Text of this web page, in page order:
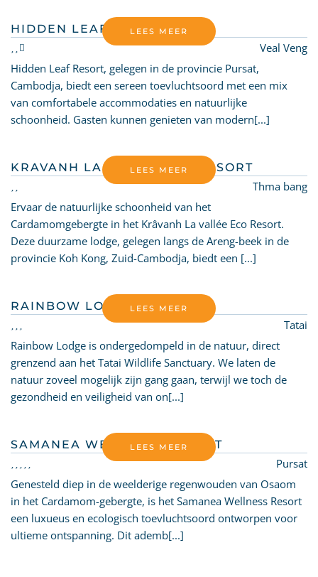
HIDDEN LEAF RESORT
Veal Veng
LEES MEER
Hidden Leaf Resort, gelegen in de provincie Pursat,
Cambodja, biedt een sereen toevluchtsoord met een mix
van comfortabele accommodaties en natuurlijke
schoonheid. Gasten kunnen genieten van modern[...]
KRAVANH LA VALLEE ECO RESORT
Thma bang
LEES MEER
Ervaar de natuurlijke schoonheid van het
Cardamomgebergte in het Krâvanh La vallée Eco Resort.
Deze duurzame lodge, gelegen langs de Areng-beek in de
provincie Koh Kong, Zuid-Cambodja, biedt een [...]
RAINBOW LODGE
Tatai
LEES MEER
Rainbow Lodge is ondergedompeld in de natuur, direct
grenzend aan het Tatai Wildlife Sanctuary. We laten de
natuur zoveel mogelijk zijn gang gaan, terwijl we toch de
gezondheid en veiligheid van on[...]
SAMANEA WELLNESS RESORT
Pursat
LEES MEER
Genesteld diep in de weelderige regenwouden van Osaom
in het Cardamom-gebergte, is het Samanea Wellness Resort
een luxueus en ecologisch toevluchtsoord ontworpen voor
ultieme ontspanning. Dit ademb[...]